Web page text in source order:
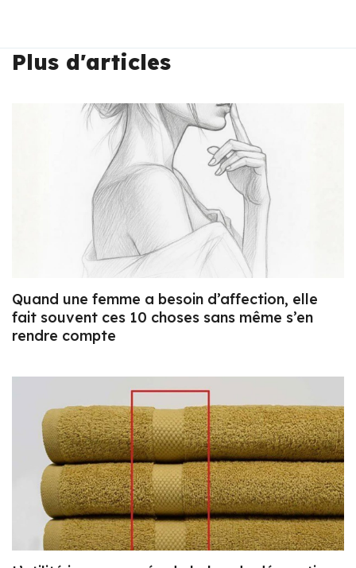
Plus d'articles
Quand une femme a besoin d’affection, elle
fait souvent ces 10 choses sans même s’en
rendre compte